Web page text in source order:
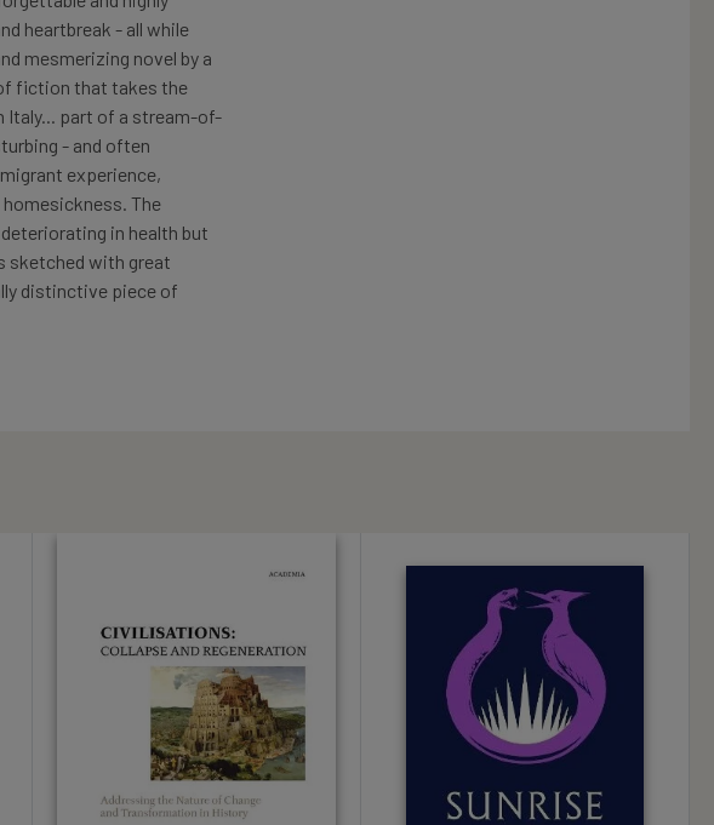
heartbreak - all while
mesmerizing novel by a
fiction that takes the
Italy... part of a stream-of-
- and often
experience,
homesickness. The
in health but
sketched with great
distinctive piece of